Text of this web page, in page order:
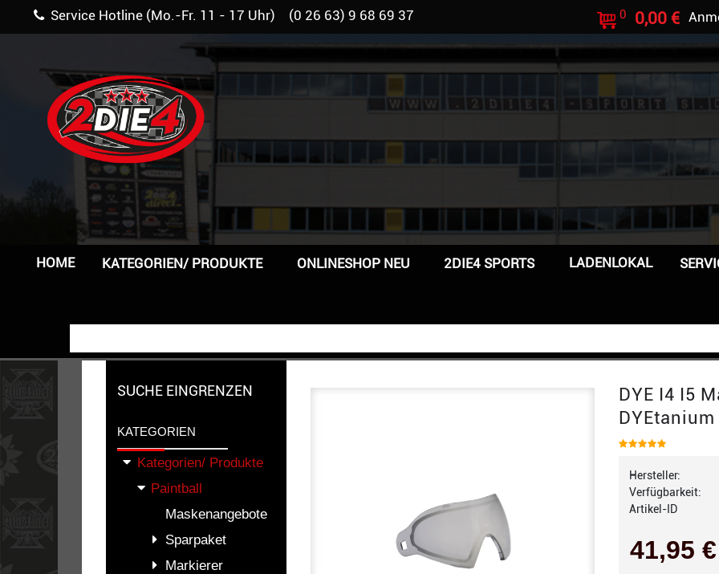
Service Hotline (Mo.-Fr. 11 - 17 Uhr) (0 26 63) 9 68 69 37 0 0,00 €
HOME KATEGORIEN/ PRODUKTE ONLINESHOP NEU 2DIE4 SPORTS LADENLOKAL
SUCHE EINGRENZEN
KATEGORIEN
Kategorien/ Produkte
Paintball
Maskenangebote
Sparpaket
Markierer
DYE I4 I5
Hersteller:
Verfügbarkeit:
Artikel-ID
41,95